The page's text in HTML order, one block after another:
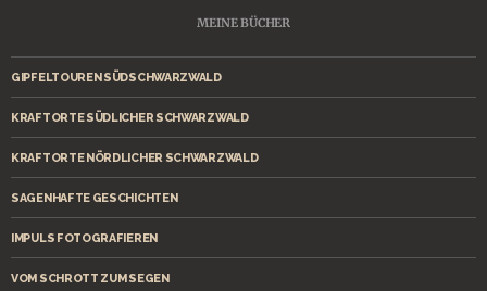
MEINE BÜCHER
GIPFELTOUREN SÜDSCHWARZWALD
KRAFTORTE SÜDLICHER SCHWARZWALD
KRAFTORTE NÖRDLICHER SCHWARZWALD
SAGENHAFTE GESCHICHTEN
IMPULS FOTOGRAFIEREN
VOM SCHROTT ZUM SEGEN